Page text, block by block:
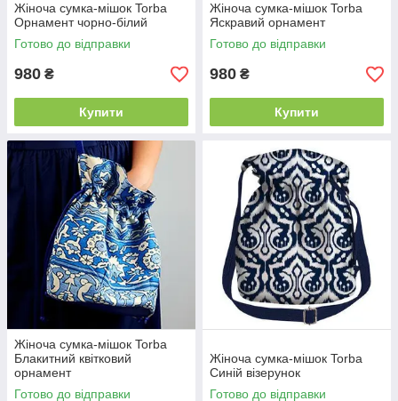
Жіноча сумка-мішок Torba
Орнамент чорно-білий
Готово до відправки
980 ₴
Купити
Жіноча сумка-мішок Torba
Яскравий орнамент
Готово до відправки
980 ₴
Купити
Жіноча сумка-мішок Torba
Блакитний квітковий
орнамент
Готово до відправки
Жіноча сумка-мішок Torba
Синій візерунок
Готово до відправки